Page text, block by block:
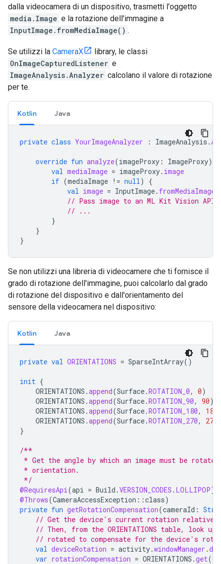
dalla videocamera di un dispositivo, trasmetti l'oggetto
media.Image e la rotazione dell'immagine a
InputImage.fromMediaImage() .
Se utilizzi la CameraX
library, le classi
OnImageCapturedListener e
ImageAnalysis.Analyzer calcolano il valore di rotazione
per te.
Kotlin Java
private class YourImageAnalyzer : ImageAnalysis .
override fun analyze(imageProxy : ImageProxy)
val mediaImage = imageProxy. image
if (mediaImage != null)
{
val image = InputImage. fromMediaImage
// Pass image to an ML Kit Vision API
// ...
}
}
}
Se non utilizzi una libreria di videocamere che ti fornisce il
grado di rotazione dell'immagine, puoi calcolarlo dal grado
di rotazione del dispositivo e dall'orientamento del
sensore della videocamera nel dispositivo:
Kotlin Java
private val ORIENTATIONS = SparseIntArray()
init {
ORIENTATIONS .append(Surface.ROTATION_0, 0)
ORIENTATIONS .append(Surface.ROTATION_90, 90)
ORIENTATIONS .append(Surface.ROTATION_180, 180
ORIENTATIONS .append(Surface.ROTATION_270, 270
}
/**
* Get the angle by which an image must be
* orientation.
*/
@RequiresApi(api = Build .VERSION_CODES . LOLLIPOP)
@Throws(CameraAccessException ::class)
private fun getRotationCompensation(cameraId :
// Get the device's current rotation
// Then, from the ORIENTATIONS table, look
// rotated to compensate for the device's
val deviceRotation = activity.windowManager .
var rotationCompensation = ORIENTATIONS .get(